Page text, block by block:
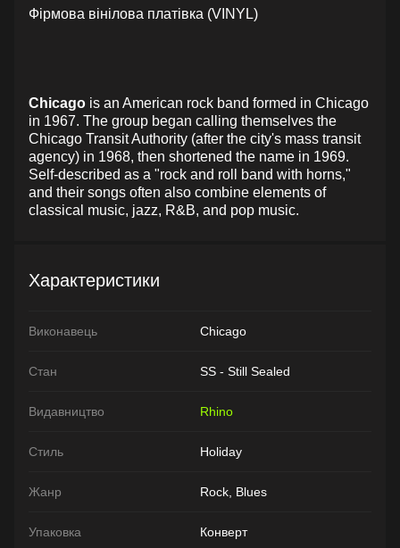
Фірмова вінілова платівка (VINYL)
Chicago is an American rock band formed in Chicago
in 1967. The group began calling themselves the
Chicago Transit Authority (after the city's mass transit
agency) in 1968, then shortened the name in 1969.
Self-described as a "rock and roll band with horns,"
and their songs often also combine elements of
classical music, jazz, R&B, and pop music.
Характеристики
Виконавець Chicago
Стан SS - Still Sealed
Видавництво Rhino
Стиль Holiday
Жанр Rock, Blues
Упаковка Конверт